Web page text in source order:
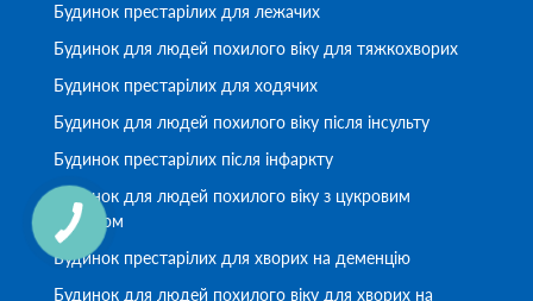
Будинок престарілих для лежачих
Будинок для людей похилого віку для тяжкохворих
Будинок престарілих для ходячих
Будинок для людей похилого віку після інсульту
Будинок престарілих після інфаркту
Будинок для людей похилого віку з цукровим
діабетом
Будинок престарілих для хворих на деменцію
Будинок для людей похилого віку для хворих на